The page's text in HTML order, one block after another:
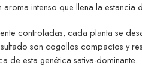
intenso que llena la estancia
controladas, cada planta se
son cogollos compactos y
de esta genética sativa-dominante.